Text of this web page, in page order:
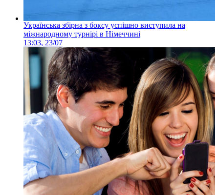
Українська збірна з боксу успішно виступила на
міжнародному турнірі в Німеччині
13:03, 23/07